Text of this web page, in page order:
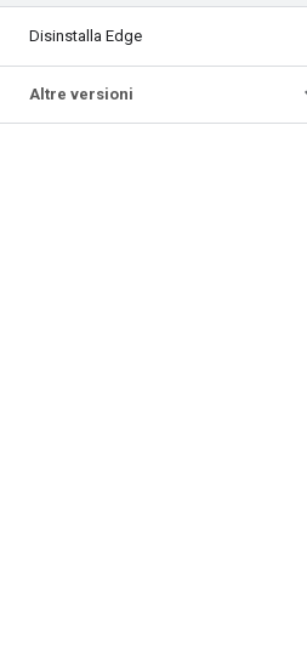
Disinstalla Edge
Altre versioni